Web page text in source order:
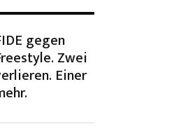
gegen
Zwei
Einer